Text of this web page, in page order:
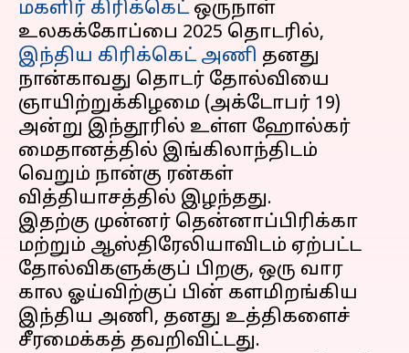
மகளிர் கிரிக்கெட் ஒருநாள்
உலகக்கோப்பை 2025 தொடரில்,
இந்திய கிரிக்கெட் அணி தனது
நான்காவது தொடர் தோல்வியை
ஞாயிற்றுக்கிழமை (அக்டோபர் 19)
அன்று இந்தூரில் உள்ள ஹோல்கர்
மைதானத்தில் இங்கிலாந்திடம்
வெறும் நான்கு ரன்கள்
வித்தியாசத்தில் இழந்தது.
இதற்கு முன்னர் தென்னாப்பிரிக்கா
மற்றும் ஆஸ்திரேலியாவிடம் ஏற்பட்ட
தோல்விகளுக்குப் பிறகு, ஒரு வார
கால ஓய்விற்குப் பின் களமிறங்கிய
இந்திய அணி, தனது உத்திகளைச்
சீரமைக்கத் தவறிவிட்டது.